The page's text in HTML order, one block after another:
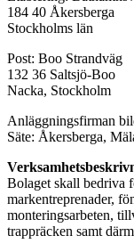
184 40 Åkersberga
Stockholms län
Post: Boo Strandväg
132 36 Saltsjö-Boo
Nacka, Stockholm
Anläggningsfirman
Säte: Åkersberga,
Bolaget skall bedriva
markentreprenader,
monteringsarbeten,
trappräcken samt